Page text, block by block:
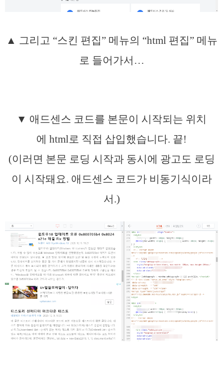
▲ 그리고 “스킨 편집” 메뉴의 “html 편집” 메뉴
로 들어가서…
▼ 애드센스 코드를 본문이 시작되는 위치
에 html로 직접 삽입했습니다. 끝!
(이러면 본문 로딩 시작과 동시에 광고도 로딩
이 시작돼요. 애드센스 코드가 비동기식이라
서.)